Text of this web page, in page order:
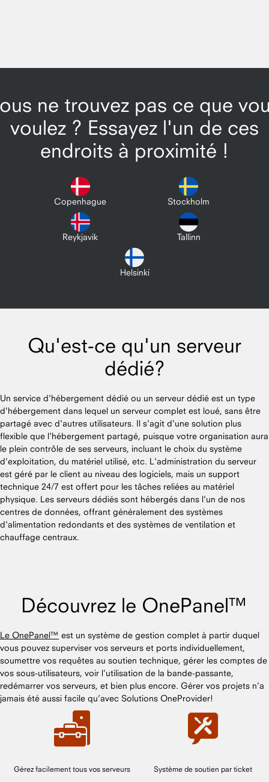
ne trouvez pas ce que
voulez ? Essayez l'un de ces
endroits à proximité !
Copenhague Stockholm
Reykjavik Tallinn
Helsinki
Qu'est-ce qu'un serveur
dédié?
Un service d'hébergement dédié ou un serveur dédié est un type
d'hébergement dans lequel un serveur complet est loué, sans être
partagé avec d'autres utilisateurs. Il s'agit d'une solution plus
flexible que l'hébergement partagé, puisque votre organisation aura
le plein contrôle de ses serveurs, incluant le choix du système
d'exploitation, du matériel utilisé, etc. L'administration du serveur
est géré par le client au niveau des logiciels, mais un support
technique 24/7 est offert pour les tâches reliées au matériel
physique. Les serveurs dédiés sont hébergés dans l'un de nos
centres de données, offrant généralement des systèmes
d'alimentation redondants et des systèmes de ventilation et
chauffage centraux.
Découvrez le OnePanel™
Le OnePanel™ est un système de gestion complet à partir duquel
vous pouvez superviser vos serveurs et ports individuellement,
soumettre vos requêtes au soutien technique, gérer les comptes de
vos sous-utilisateurs, voir l’utilisation de la bande-passante,
redémarrer vos serveurs, et bien plus encore. Gérer vos projets n’a
jamais été aussi facile qu’avec Solutions OneProvider!
Gérez facilement tous vos serveurs Système de soutien par ticket